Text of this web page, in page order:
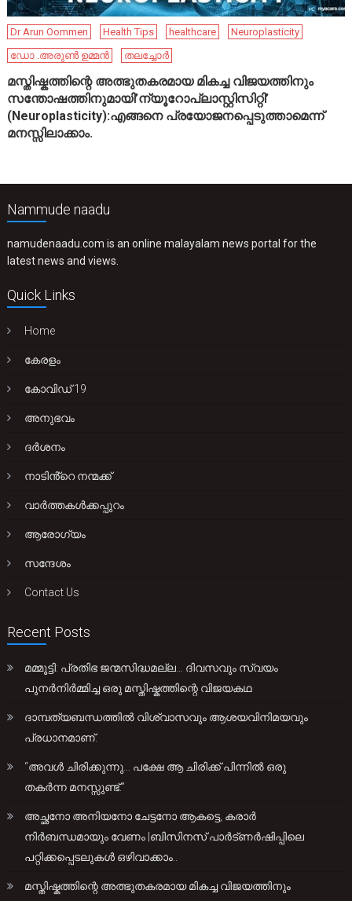
Dr Arun Oommen Health Tips healthcare
Neuroplasticity
ഡോ .അരുൺ ഉമ്മൻ
തലച്ചോർ
മസ്തിഷ്കത്തിന്റെ അത്ഭുതകരമായ മികച്ച വിജയത്തിനും
സന്തോഷത്തിനുമായി’ന്യൂറോപ്ലാസ്റ്റിസിറ്റി’
(Neuroplasticity):എങ്ങനെ പ്രയോജനപ്പെടുത്താമെന്ന്
മനസ്സിലാക്കാം.
Nammude naadu
namudenaadu.com is an online malayalam news portal for the
latest news and views.
Quick Links
Home
കേരളം
കോവിഡ് 19
അനുഭവം
ദർശനം
നാടിൻ്റെ നന്മക്ക്
വാർത്തകൾക്കപ്പുറം
ആരോഗ്യം
സന്ദേശം
Contact Us
Recent Posts
മമ്മൂട്ടി: പ്രതിഭ ജന്മസിദ്ധമല്ല… ദിവസവും സ്വയം
പുനർനിർമ്മിച്ച ഒരു മസ്തിഷ്കത്തിന്റെ വിജയകഥ
ദാമ്പത്യബന്ധത്തിൽ വിശ്വാസവും ആശയവിനിമയവും
പ്രധാനമാണ്.
“അവൾ ചിരിക്കുന്നു… പക്ഷേ ആ ചിരിക്ക് പിന്നിൽ ഒരു
തകർന്ന മനസ്സുണ്ട്.”
അച്ഛനോ അനിയനോ ചേട്ടനോ ആകട്ടെ, കരാർ
നിർബന്ധമായും വേണം |ബിസിനസ് പാർട്ണർഷിപ്പിലെ
പറ്റിക്കപ്പെടലുകൾ ഒഴിവാക്കാം..
മസ്തിഷ്കത്തിന്റെ അത്ഭുതകരമായ മികച്ച വിജയത്തിനും